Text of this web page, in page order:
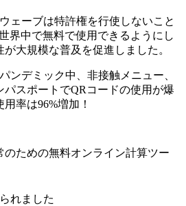
ェーブは特許権を行使しないこと
界中で無料で使用できるようにし
大規模な普及を促進しました。
パンデミック中、非接触メニュー、
スポートでQRコードの使用が爆
率は96%増加！
ための無料オンライン計算ツー
れました